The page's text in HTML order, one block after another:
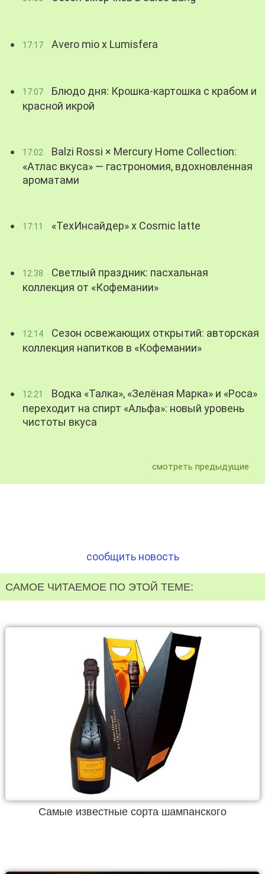
17:17 Avero mio x Lumisfera
17:07
Блюдо дня: Крошка-картошка с крабом и
красной икрой
17:02
Balzi Rossi × Mercury Home Collection:
«Атлас вкуса» — гастрономия, вдохновленная
ароматами
17:11 «ТехИнсайдер» х Cosmic latte
12:38
Светлый праздник: пасхальная
коллекция от «Кофемании»
12:14
Сезон освежающих открытий: авторская
коллекция напитков в «Кофемании»
12:21
Водка «Талка», «Зелёная Марка» и «Роса»
переходит на спирт «Альфа»: новый уровень
чистоты вкуса
смотреть предыдущие
сообщить новость
САМОЕ ЧИТАЕМОЕ ПО ЭТОЙ ТЕМЕ:
Самые известные сорта шампанского